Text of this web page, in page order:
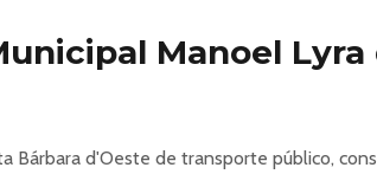
Manoel
Bárbara d'Oeste de transporte público,